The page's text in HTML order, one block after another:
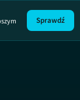
Wick 2
Sprawdź